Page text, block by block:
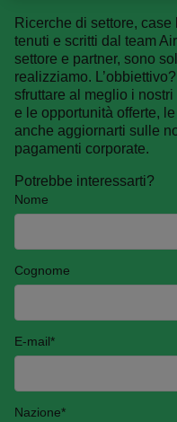
Ricerche di settore,
tenuti e scritti dal team
settore e partner, sono
realizziamo.
sfruttare al meglio i
e le opportunità offerte,
anche aggiornarti sulle
pagamenti corporate.
Potrebbe interessarti?
Nome
Cognome
E-mail*
Nazione*